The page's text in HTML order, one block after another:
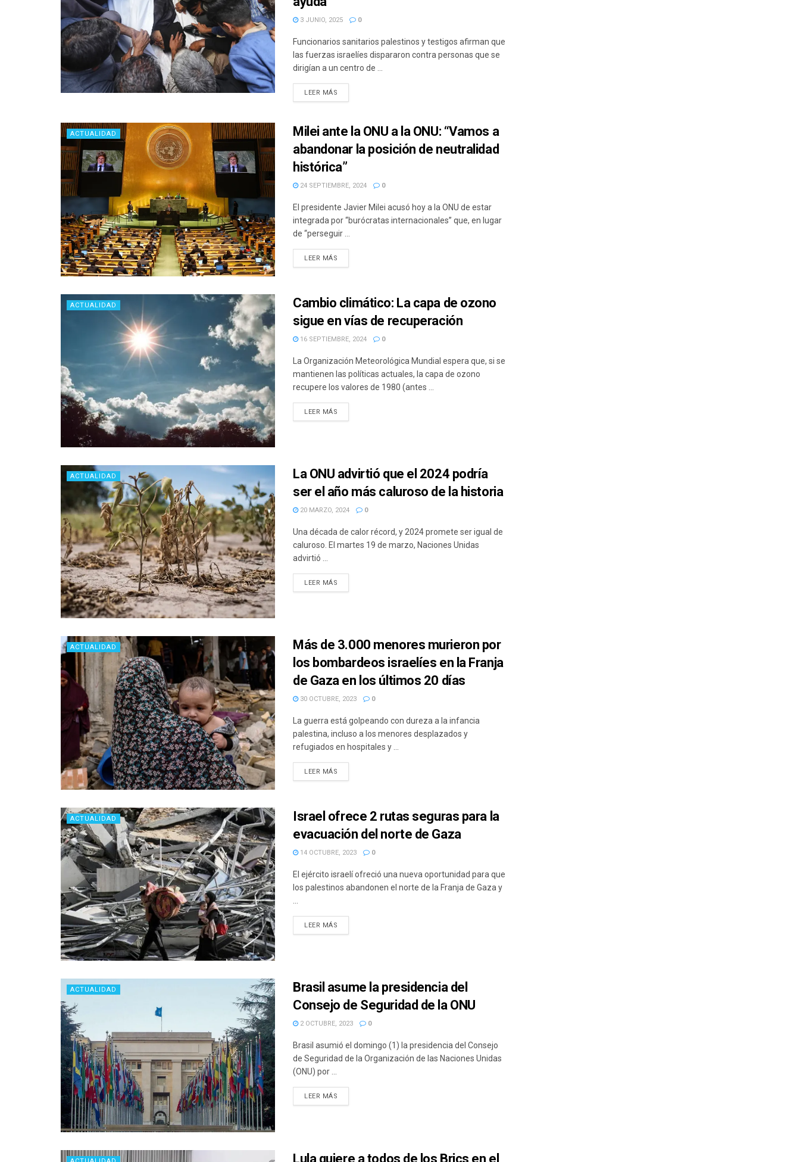
3 JUNIO, 2025 0
Funcionarios sanitarios palestinos y testigos afirman que
las fuerzas israelíes dispararon contra personas que se
dirigían a un centro de ...
LEER MÁS
ACTUALIDAD
Milei ante la ONU a la ONU: “Vamos a
abandonar la posición de neutralidad
histórica”
24 SEPTIEMBRE, 2024 0
El presidente Javier Milei acusó hoy a la ONU de estar
integrada por “burócratas internacionales” que, en lugar
de “perseguir ...
LEER MÁS
ACTUALIDAD
Cambio climático: La capa de ozono
sigue en vías de recuperación
16 SEPTIEMBRE, 2024 0
La Organización Meteorológica Mundial espera que, si se
mantienen las políticas actuales, la capa de ozono
recupere los valores de 1980 (antes ...
LEER MÁS
ACTUALIDAD
La ONU advirtió que el 2024 podría
ser el año más caluroso de la historia
20 MARZO, 2024 0
Una década de calor récord, y 2024 promete ser igual de
caluroso. El martes 19 de marzo, Naciones Unidas
advirtió ...
LEER MÁS
ACTUALIDAD
Más de 3.000 menores murieron por
los bombardeos israelíes en la Franja
de Gaza en los últimos 20 días
30 OCTUBRE, 2023 0
La guerra está golpeando con dureza a la infancia
palestina, incluso a los menores desplazados y
refugiados en hospitales y ...
LEER MÁS
ACTUALIDAD
Israel ofrece 2 rutas seguras para la
evacuación del norte de Gaza
14 OCTUBRE, 2023 0
El ejército israelí ofreció una nueva oportunidad para que
los palestinos abandonen el norte de la Franja de Gaza y
LEER MÁS
ACTUALIDAD
Brasil asume la presidencia del
Consejo de Seguridad de la ONU
2 OCTUBRE, 2023 0
Brasil asumió el domingo (1) la presidencia del Consejo
de Seguridad de la Organización de las Naciones Unidas
(ONU) por ...
LEER MÁS
Lula quiere a todos de los Brics en el